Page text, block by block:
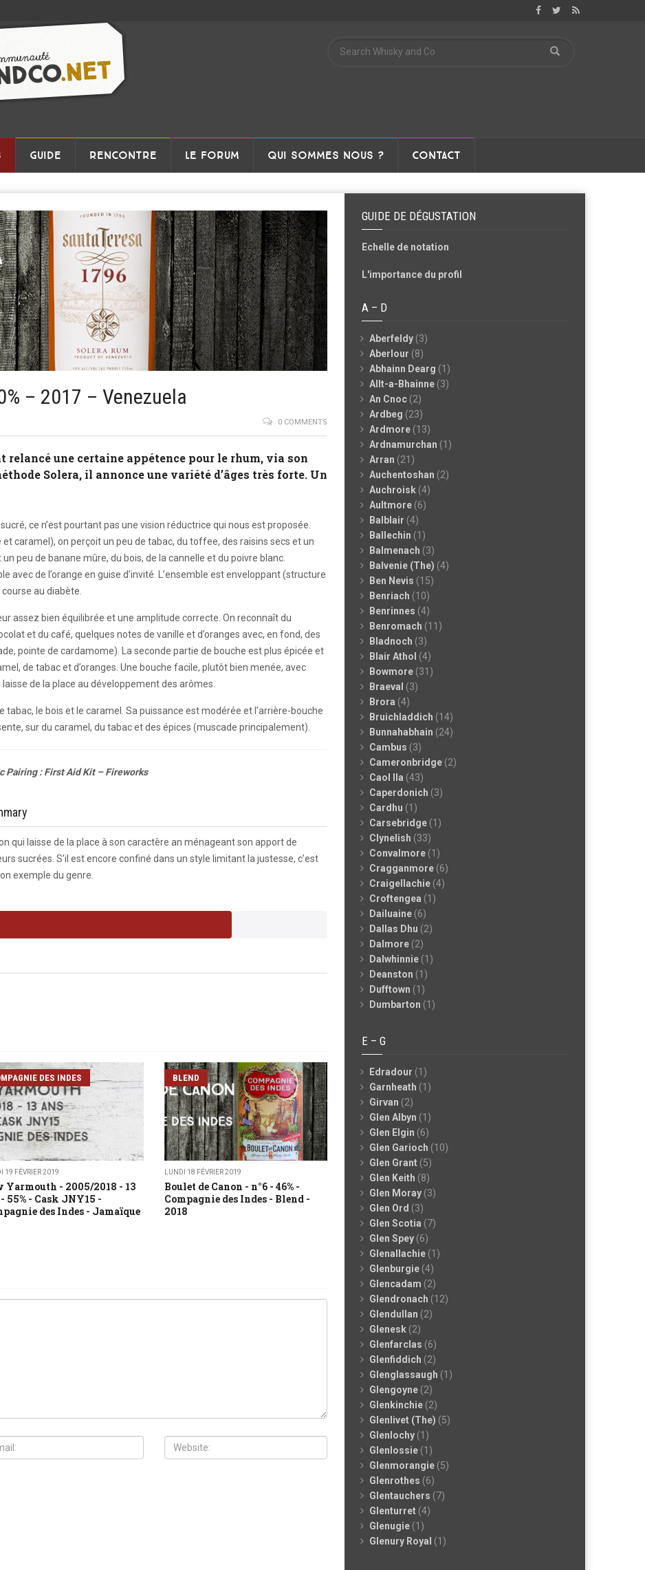
GUIDE RENCONTRE LE FORUM QUI SOMMES NOUS ? CONTACT
– 2017 – Venezuela
0 COMMENTS
relancé une certaine appétence pour le rhum, via son
Solera, il annonce une variété d’âges très forte. Un
ce n’est pourtant pas une vision réductrice qui nous est proposée.
et caramel), on perçoit un peu de tabac, du toffee, des raisins secs et un
peu de banane mûre, du bois, de la cannelle et du poivre blanc.
avec de l’orange en guise d’invité. L’ensemble est enveloppant (structure
au diabète.
assez bien équilibrée et une amplitude correcte. On reconnaît du
et du café, quelques notes de vanille et d’oranges avec, en fond, des
pointe de cardamome). La seconde partie de bouche est plus épicée et
de tabac et d’oranges. Une bouche facile, plutôt bien menée, avec
de la place au développement des arômes.
tabac, le bois et le caramel. Sa puissance est modérée et l’arrière-bouche
sur du caramel, du tabac et des épices (muscade principalement).
Pairing : First Aid Kit – Fireworks
qui laisse de la place à son caractère an ménageant son apport de
sucrées. S’il est encore confiné dans un style limitant la justesse, c’est
exemple du genre.
DES INDES
19 FÉVRIER 2019
Yarmouth - 2005/2018 - 13
55% - Cask JNY15 -
des Indes - Jamaïque
BLEND
LUNDI 18 FÉVRIER 2019
Boulet de Canon - n°6 - 46% -
Compagnie des Indes - Blend -
2018
GUIDE DE DÉGUSTATION
Echelle de notation
L'importance du profil
A – D
Aberfeldy (3)
Aberlour (8)
Abhainn Dearg (1)
Allt-a-Bhainne (3)
An Cnoc (2)
Ardbeg (23)
Ardmore (13)
Ardnamurchan (1)
Arran (21)
Auchentoshan (2)
Auchroisk (4)
Aultmore (6)
Balblair (4)
Ballechin (1)
Balmenach (3)
Balvenie (The) (4)
Ben Nevis (15)
Benriach (10)
Benrinnes (4)
Benromach (11)
Bladnoch (3)
Blair Athol (4)
Bowmore (31)
Braeval (3)
Brora (4)
Bruichladdich (14)
Bunnahabhain (24)
Cambus (3)
Cameronbridge (2)
Caol Ila (43)
Caperdonich (3)
Cardhu (1)
Carsebridge (1)
Clynelish (33)
Convalmore (1)
Cragganmore (6)
Craigellachie (4)
Croftengea (1)
Dailuaine (6)
Dallas Dhu (2)
Dalmore (2)
Dalwhinnie (1)
Deanston (1)
Dufftown (1)
Dumbarton (1)
E – G
Edradour (1)
Garnheath (1)
Girvan (2)
Glen Albyn (1)
Glen Elgin (6)
Glen Garioch (10)
Glen Grant (5)
Glen Keith (8)
Glen Moray (3)
Glen Ord (3)
Glen Scotia (7)
Glen Spey (6)
Glenallachie (1)
Glenburgie (4)
Glencadam (2)
Glendronach (12)
Glendullan (2)
Glenesk (2)
Glenfarclas (6)
Glenfiddich (2)
Glenglassaugh (1)
Glengoyne (2)
Glenkinchie (2)
Glenlivet (The) (5)
Glenlochy (1)
Glenlossie (1)
Glenmorangie (5)
Glenrothes (6)
Glentauchers (7)
Glenturret (4)
Glenugie (1)
Glenury Royal (1)